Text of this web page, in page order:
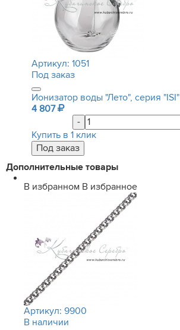
Артикул: 1051
Под заказ
Ионизатор воды "Лето", серия "ISI"
4 807
-
Купить в 1 клик
Дополнительные товары
В избранном В избранное
Артикул: 9900
В наличии